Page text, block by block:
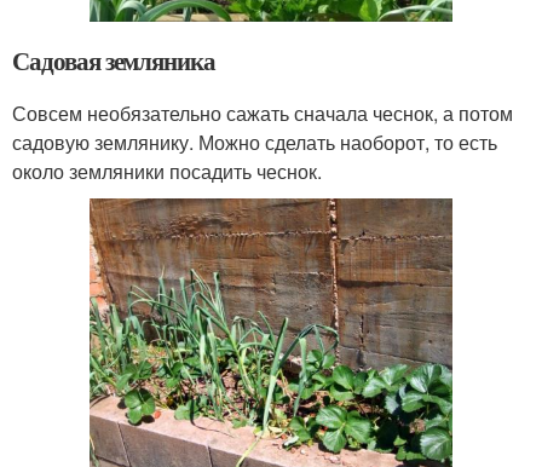
Садовая земляника
Совсем необязательно сажать сначала чеснок, а потом
садовую землянику. Можно сделать наоборот, то есть
около земляники посадить чеснок.